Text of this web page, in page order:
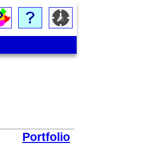
Portfolio